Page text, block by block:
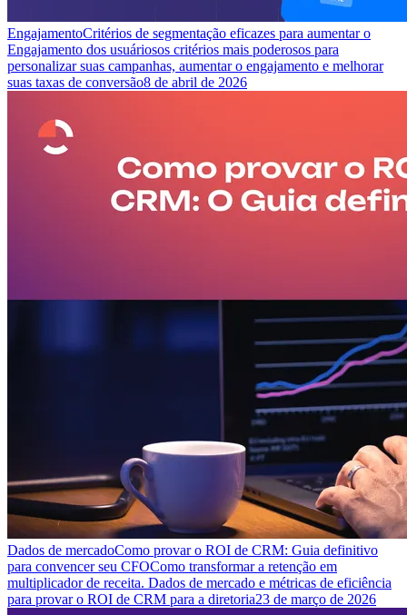
EngajamentoCritérios de segmentação eficazes para aumentar o
Engajamento dos usuáriosos critérios mais poderosos para
personalizar suas campanhas, aumentar o engajamento e melhorar
suas taxas de conversão8 de abril de 2026
Dados de mercadoComo provar o ROI de CRM: Guia definitivo
para convencer seu CFOComo transformar a retenção em
multiplicador de receita. Dados de mercado e métricas de eficiência
para provar o ROI de CRM para a diretoria23 de março de 2026